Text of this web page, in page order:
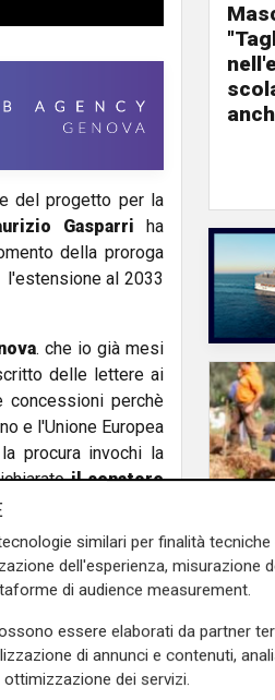
del progetto per la
Gasparri ha
della proroga
al 2033
. che io già mesi
delle lettere ai
concessioni perchè
e l'Unione Europea
procura invochi la
il senatore
quando i reati si
dissuasiva delle
non fa le leggi,
e il Governo
occuparsi tra cui
non appartiene alla
questa
Il
similari per finalità
dell'esperienza, misurazione
di audience measurement.
essere elaborati da partner
di annunci e contenuti,
dei servizi.